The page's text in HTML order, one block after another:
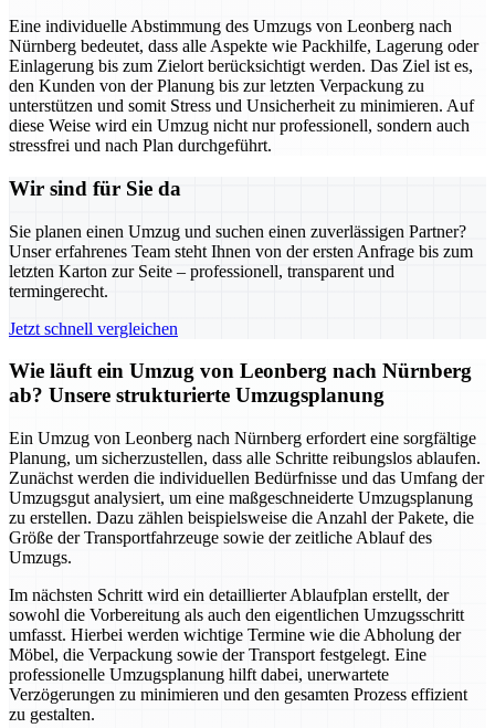
Eine individuelle Abstimmung des Umzugs von Leonberg nach
Nürnberg bedeutet, dass alle Aspekte wie Packhilfe, Lagerung oder
Einlagerung bis zum Zielort berücksichtigt werden. Das Ziel ist es,
den Kunden von der Planung bis zur letzten Verpackung zu
unterstützen und somit Stress und Unsicherheit zu minimieren. Auf
diese Weise wird ein Umzug nicht nur professionell, sondern auch
stressfrei und nach Plan durchgeführt.
Wir sind für Sie da
Sie planen einen Umzug und suchen einen zuverlässigen Partner?
Unser erfahrenes Team steht Ihnen von der ersten Anfrage bis zum
letzten Karton zur Seite – professionell, transparent und
termingerecht.
Jetzt schnell vergleichen
Wie läuft ein Umzug von Leonberg nach Nürnberg
ab? Unsere strukturierte Umzugsplanung
Ein Umzug von Leonberg nach Nürnberg erfordert eine sorgfältige
Planung, um sicherzustellen, dass alle Schritte reibungslos ablaufen.
Zunächst werden die individuellen Bedürfnisse und das Umfang der
Umzugsgut analysiert, um eine maßgeschneiderte Umzugsplanung
zu erstellen. Dazu zählen beispielsweise die Anzahl der Pakete, die
Größe der Transportfahrzeuge sowie der zeitliche Ablauf des
Umzugs.
Im nächsten Schritt wird ein detaillierter Ablaufplan erstellt, der
sowohl die Vorbereitung als auch den eigentlichen Umzugsschritt
umfasst. Hierbei werden wichtige Termine wie die Abholung der
Möbel, die Verpackung sowie der Transport festgelegt. Eine
professionelle Umzugsplanung hilft dabei, unerwartete
Verzögerungen zu minimieren und den gesamten Prozess effizient
zu gestalten.